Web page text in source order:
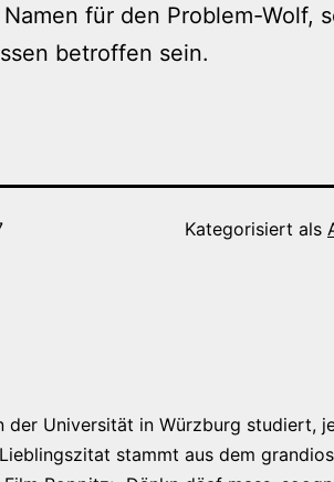
für den Problem-Wolf,
betroffen sein.
Kategorisiert als
der Universität in Würzburg studiert,
stammt aus dem